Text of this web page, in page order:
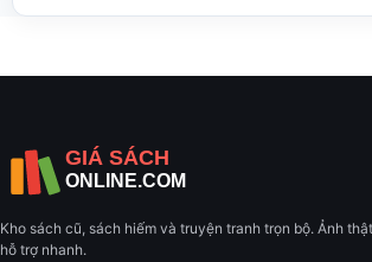
Kho sách cũ, sách hiếm và truyện tranh trọn bộ. Ảnh
hỗ trợ nhanh.